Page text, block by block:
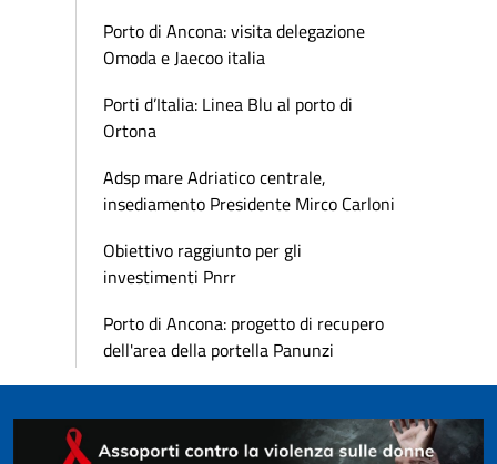
Porto di Ancona: visita delegazione
Omoda e Jaecoo italia
Porti d’Italia: Linea Blu al porto di
Ortona
Adsp mare Adriatico centrale,
insediamento Presidente Mirco Carloni
Obiettivo raggiunto per gli
investimenti Pnrr
Porto di Ancona: progetto di recupero
dell'area della portella Panunzi